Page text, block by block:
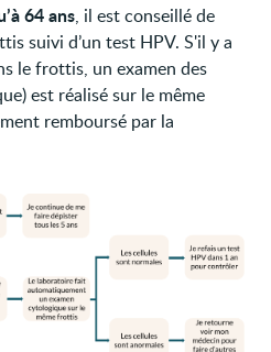
64 ans, il est conseillé de
suivi d’un test HPV. S'il y a
le frottis, un examen des
est réalisé sur le même
remboursé par la